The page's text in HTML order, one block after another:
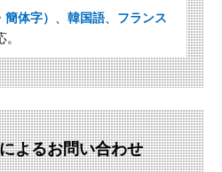
体字） 韓国語
フランス
よるお問い合わせ